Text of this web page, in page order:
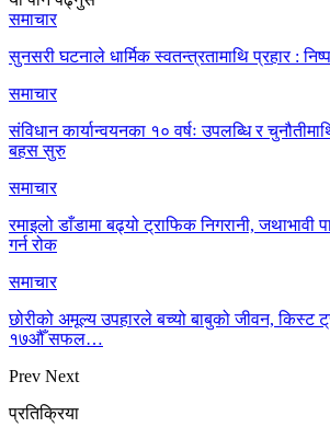
समाचार
सुनसरी घटनाले धार्मिक स्वतन्त्रतामाथि प्रहार :
समाचार
संविधान कार्यान्वयनका १० वर्षः उपलब्धि र
बहस सुरु
समाचार
रमाइलो डाँडामा बढ्यो ट्राफिक निगरानी, जथाभावी
गर्न रोक
समाचार
छोरीको अमूल्य उपहारले बच्यो बाबुको जीवन, किस्ट
१७औँ सफल…
Prev Next
प्रतिक्रिया